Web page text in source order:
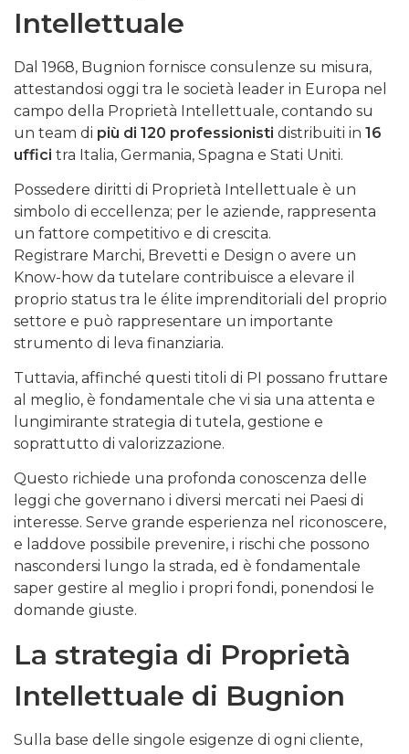
Intellettuale
Dal 1968, Bugnion fornisce consulenze su misura,
attestandosi oggi tra le società leader in Europa nel
campo della Proprietà Intellettuale, contando su
un team di più di 120 professionisti distribuiti in 16
uffici tra Italia, Germania, Spagna e Stati Uniti.
Possedere diritti di Proprietà Intellettuale è un
simbolo di eccellenza; per le aziende, rappresenta
un fattore competitivo e di crescita.
Registrare Marchi, Brevetti e Design o avere un
Know-how da tutelare contribuisce a elevare il
proprio status tra le élite imprenditoriali del proprio
settore e può rappresentare un importante
strumento di leva finanziaria.
Tuttavia, affinché questi titoli di PI possano fruttare
al meglio, è fondamentale che vi sia una attenta e
lungimirante strategia di tutela, gestione e
soprattutto di valorizzazione.
Questo richiede una profonda conoscenza delle
leggi che governano i diversi mercati nei Paesi di
interesse. Serve grande esperienza nel riconoscere,
e laddove possibile prevenire, i rischi che possono
nascondersi lungo la strada, ed è fondamentale
saper gestire al meglio i propri fondi, ponendosi le
domande giuste.
La strategia di Proprietà
Intellettuale di Bugnion
Sulla base delle singole esigenze di ogni cliente,